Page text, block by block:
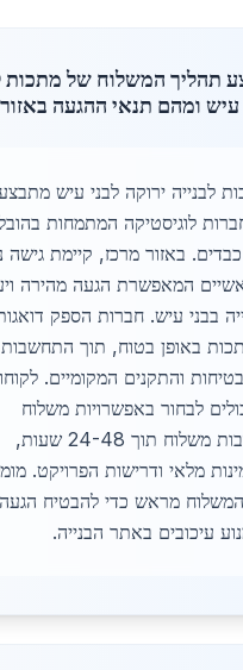
תהליך המשלוח של מתכות
עיש ומהם תנאי ההגעה
לבנייה ירוקה לבני עיש
לוגיסטיקה המתמחות
כבדים. באזור מרכז, קיימת גישה
המאפשרת הגעה מהירה
בבני עיש. חברות הספק
באופן בטוח, תוך התחשבות
והתקנים המקומיים.
לבחור באפשרויות משלוח
גמישות, לרבות משלוח תוך 24-48 שעות,
מלאי ודרישות הפרויקט.
מראש כדי להבטיח הגעה
עיכובים באתר הבנייה.